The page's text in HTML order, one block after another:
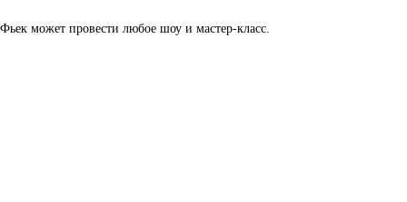
Фьек может провести любое шоу и мастер-класс.